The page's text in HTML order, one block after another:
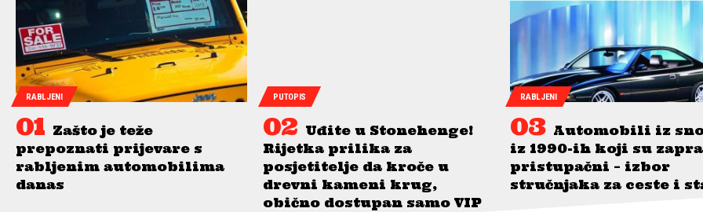
RABLJENI
Zašto je teže
prepoznati prijevare s
rabljenim automobilima
danas
PUTOPIS
Uđite u Stonehenge!
Rijetka prilika za
posjetitelje da kroče u
drevni kameni krug,
obično dostupan samo VIP
RABLJENI
Automobili iz
iz 1990-ih koji su
pristupačni – izbor
stručnjaka za ceste i